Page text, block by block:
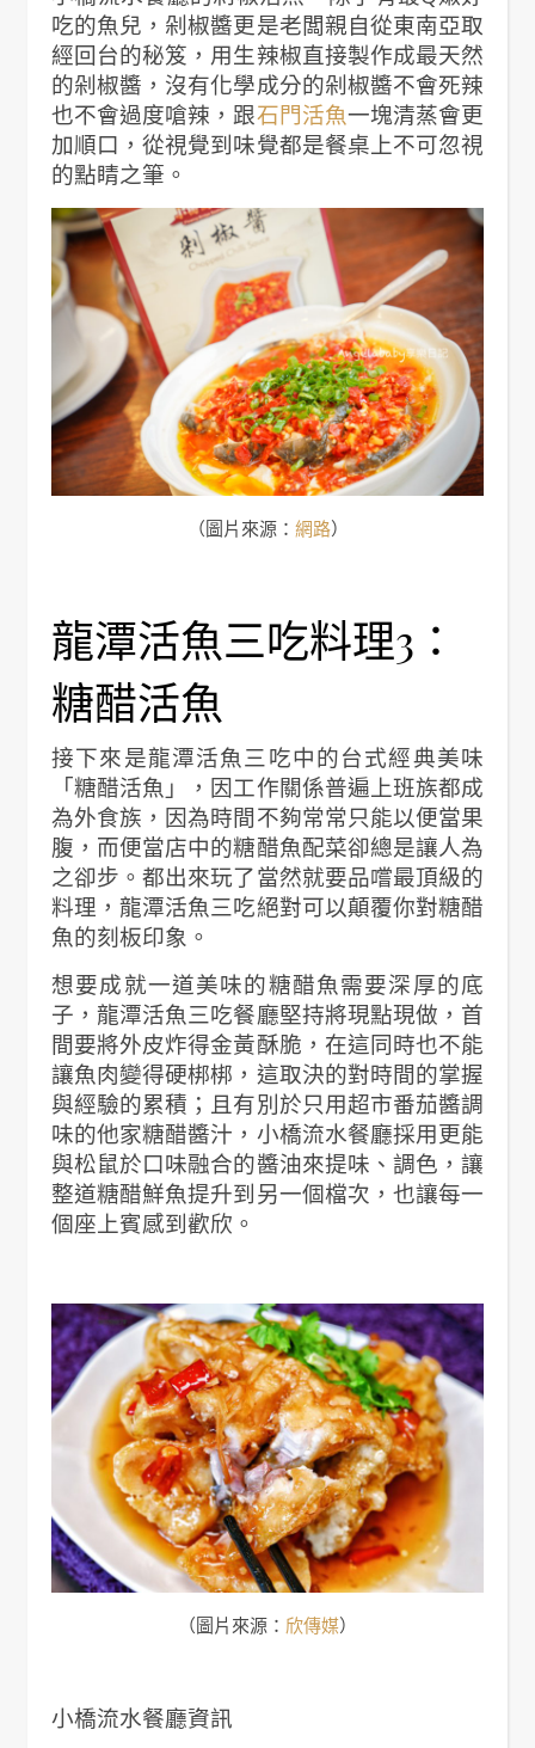
吃的魚兒，剁椒醬更是老闆親自從東南亞取
經回台的秘笈，用生辣椒直接製作成最天然
的剁椒醬，沒有化學成分的剁椒醬不會死辣
也不會過度嗆辣，跟石門活魚一塊清蒸會更
加順口，從視覺到味覺都是餐桌上不可忽視
的點睛之筆。
（圖片來源： 網路）
龍潭活魚三吃料理3：
糖醋活魚
接下來是龍潭活魚三吃中的台式經典美味
「糖醋活魚」，因工作關係普遍上班族都成
為外食族，因為時間不夠常常只能以便當果
腹，而便當店中的糖醋魚配菜卻總是讓人為
之卻步。都出來玩了當然就要品嚐最頂級的
料理，龍潭活魚三吃絕對可以顛覆你對糖醋
魚的刻板印象。
想要成就一道美味的糖醋魚需要深厚的底
子，龍潭活魚三吃餐廳堅持將現點現做，首
間要將外皮炸得金黃酥脆，在這同時也不能
讓魚肉變得硬梆梆，這取決的對時間的掌握
與經驗的累積；且有別於只用超市番茄醬調
味的他家糖醋醬汁，小橋流水餐廳採用更能
與松鼠於口味融合的醬油來提味、調色，讓
整道糖醋鮮魚提升到另一個檔次，也讓每一
個座上賓感到歡欣。
（圖片來源： 欣傳媒）
小橋流水餐廳資訊